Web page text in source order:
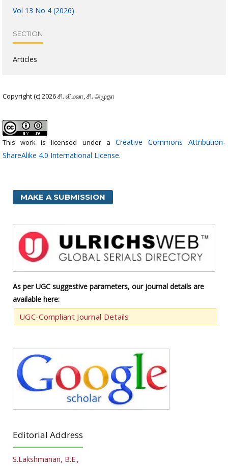
Vol 13 No 4 (2026)
SECTION
Articles
Copyright (c) 2026 சி. விமலா, சி. அமுதா
This work is licensed under a Creative Commons Attribution-
ShareAlike 4.0 International License.
MAKE A SUBMISSION
As per UGC suggestive parameters, our journal details are
available here:
UGC-Compliant Journal Details
Editorial Address
S.Lakshmanan, B.E.,